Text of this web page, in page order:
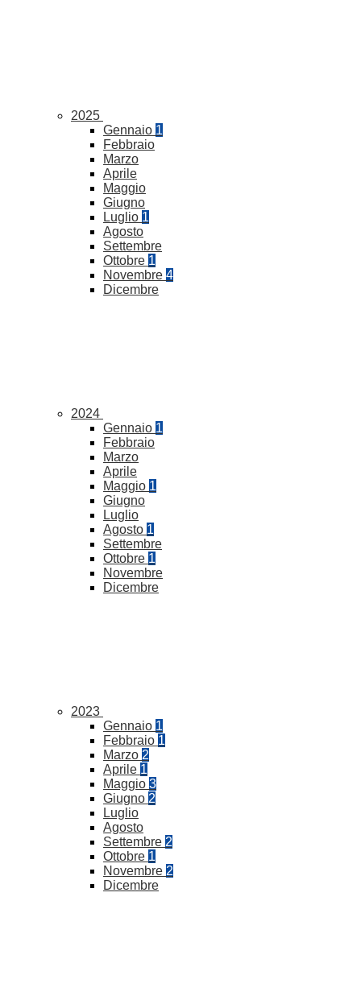
2025
Gennaio 1
Febbraio
Marzo
Aprile
Maggio
Giugno
Luglio 1
Agosto
Settembre
Ottobre 1
Novembre 4
Dicembre
2024
Gennaio 1
Febbraio
Marzo
Aprile
Maggio 1
Giugno
Luglio
Agosto 1
Settembre
Ottobre 1
Novembre
Dicembre
2023
Gennaio 1
Febbraio 1
Marzo 2
Aprile 1
Maggio 3
Giugno 2
Luglio
Agosto
Settembre 2
Ottobre 1
Novembre 2
Dicembre